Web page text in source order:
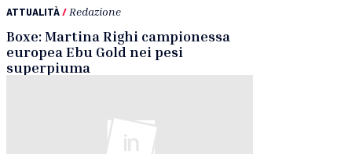
ATTUALITÀ/ Redazione
Boxe: Martina Righi campionessa
europea Ebu Gold nei pesi
superpiuma